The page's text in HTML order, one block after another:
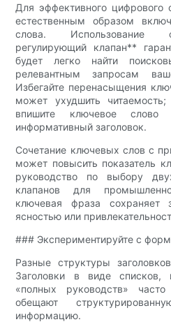
Для эффективного цифрового
естественным образом
слова. Использование
регулирующий клапан**
будет легко найти
релевантным запросам
Избегайте перенасыщения
может ухудшить читаемость;
впишите ключевое слово
информативный заголовок.
Сочетание ключевых слов с
может повысить показатель
руководство по выбору
клапанов для
ключевая фраза сохраняет
ясностью или
### Экспериментируйте с
Разные структуры
Заголовки в виде списков,
«полных руководств»
обещают
информацию.